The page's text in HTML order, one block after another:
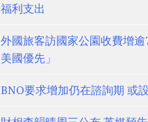
福利支出
外國旅客訪國家公園收費增
美國優先」
BNO要求增加仍在諮詢期 或